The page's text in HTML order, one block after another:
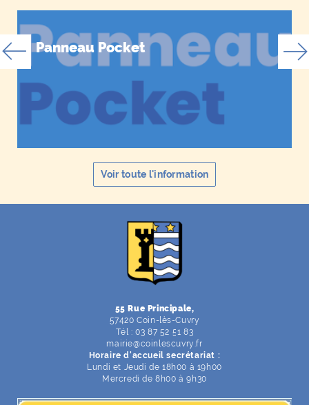
Panneau Pocket
Voir toute l'information
55 Rue Principale,
57420 Coin-lès-Cuvry
Tél : 03 87 52 51 83
mairie@coinlescuvry .fr
Horaire d'accueil secrétariat :
Lundi et Jeudi de 18h00 à 19h00
Mercredi de 8h00 à 9h30